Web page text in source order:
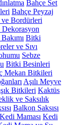
Bahçe Set
Bahçe Peyzaj
Bordürleri
Dekorasyon
Bitki
ve Sıvı
Sebze
Bitki Besinleri
Mekan Bitkileri
Aşılı Meyve
Bitkileri Kaktüs
ve Saksılık
Balkon Saksısı
Kedi Maması Kedi